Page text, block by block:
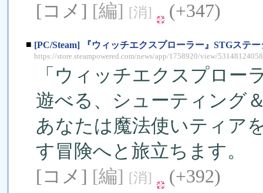
[コメ] [編] [消] (+347)
■ [PC/Steam] 『ウィッチエクスプローラー』STGステ
https://store.steampowered.com/news/app/1758920/view/
「ウィッチエクスプロー
遊べる、シューティング
あなたは魔法使いティア
す冒険へと旅立ちます。
[コメ] [編] [消] (+392)